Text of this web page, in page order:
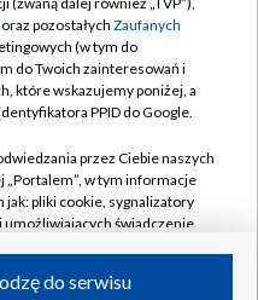
oraz pozostałych Zaufanych
(w tym do
do Twoich zainteresowań i
które wskazujemy poniżej, a
PPID do Google.
przez Ciebie naszych
„Portalem”, w tym informacje
jak: pliki cookie, sygnalizatory
świadczenie
do serwisu